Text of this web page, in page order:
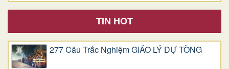
TIN HOT
277 Câu Trắc Nghiệm GIÁO LÝ DỰ TÒNG